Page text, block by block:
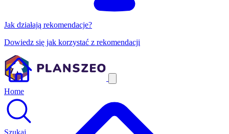
Jak działają rekomendacje?
Dowiedz się jak korzystać z rekomendacji
Home
Szukaj